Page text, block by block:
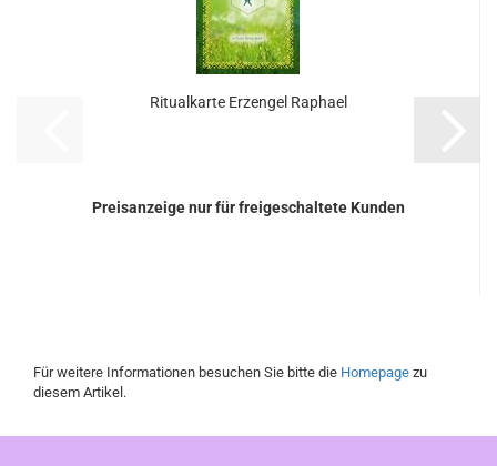
Ritualkarte Erzengel Raphael
Preisanzeige nur für freigeschaltete Kunden
Für weitere Informationen besuchen Sie bitte die Homepage zu
diesem Artikel.